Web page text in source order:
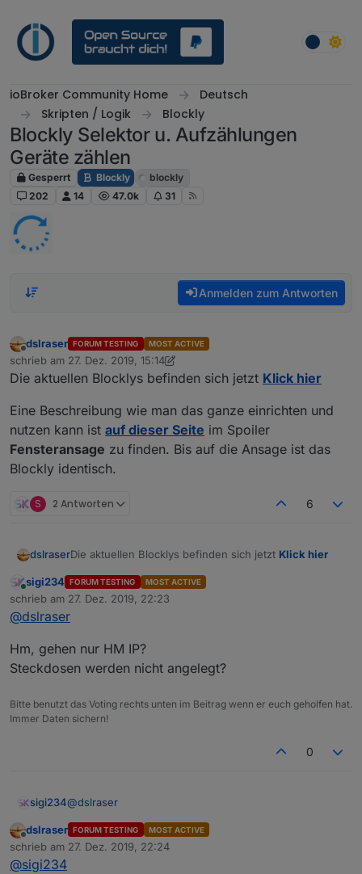
ioBroker Community Home
Deutsch
Skripten / Logik
Blockly
Blockly Selektor u. Aufzählungen
Geräte zählen
Gesperrt Blockly
blockly
202
14 47.0k 31
Anmelden zum Antworten
Offline
dslraser FORUM TESTING MOST ACTIVE
schrieb am 27. Dez. 2019, 15:14
zuletzt editiert von dslraser5. Mai 2020, 16:24
Die aktuellen Blocklys befinden sich jetzt Klick hier
Eine Beschreibung wie man das ganze einrichten und
nutzen kann ist auf dieser Seite im Spoiler
Fensteransage zu finden. Bis auf die Ansage ist das
Blockly identisch.
S 2 Antworten 6
dslraserDie aktuellen Blocklys befinden sich jetzt Klick hier
Eine Beschreibung wie man das ganze einrichten und
nutzen kann istauf dieser Seite
Online
sigi234 FORUM TESTING MOST ACTIVE
schrieb am 27. Dez. 2019, 22:23
zuletzt editiert von
@dslraser
Hm, gehen nur HM IP?
Steckdosen werden nicht angelegt?
Bitte benutzt das Voting rechts unten im Beitrag wenn er euch geholfen hat.
Immer Daten sichern!
0
sigi234@dslraser
Hm, gehen nur HM IP?
Steckdosen werden nicht angelegt?
Offline
dslraser FORUM TESTING MOST ACTIVE
schrieb am 27. Dez. 2019, 22:24
zuletzt editiert von
@sigi234